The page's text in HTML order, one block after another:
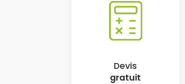
Devis
gratuit